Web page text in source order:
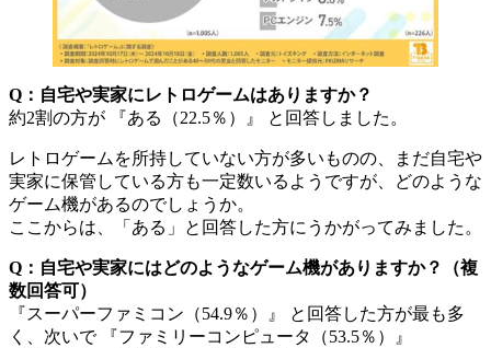
Q：自宅や実家にレトロゲームはありますか？
約2割の方が 『ある（22.5％）』 と回答しました。
レトロゲームを所持していない方が多いものの、まだ自宅や
実家に保管している方も一定数いるようですが、どのような
ゲーム機があるのでしょうか。
ここからは、「ある」と回答した方にうかがってみました。
Q：自宅や実家にはどのようなゲーム機がありますか？（複
数回答可）
『スーパーファミコン（54.9％）』 と回答した方が最も多
く、次いで 『ファミリーコンピュータ（53.5％）』